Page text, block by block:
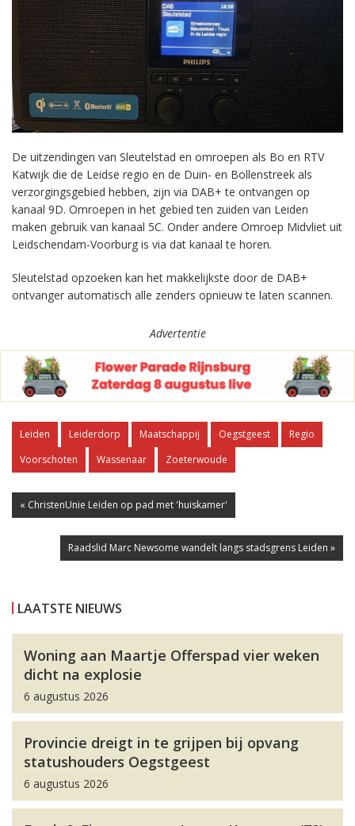
De uitzendingen van Sleutelstad en omroepen als Bo en RTV
Katwijk die de Leidse regio en de Duin- en Bollenstreek als
verzorgingsgebied hebben, zijn via DAB+ te ontvangen op
kanaal 9D. Omroepen in het gebied ten zuiden van Leiden
maken gebruik van kanaal 5C. Onder andere Omroep Midvliet uit
Leidschendam-Voorburg is via dat kanaal te horen.
Sleutelstad opzoeken kan het makkelijkste door de DAB+
ontvanger automatisch alle zenders opnieuw te laten scannen.
Advertentie
Leiden Leiderdorp Maatschappij Oegstgeest
Regio
Voorschoten
Wassenaar Zoeterwoude
« ChristenUnie Leiden op pad met 'huiskamer'
Raadslid Marc Newsome wandelt langs stadsgrens Leiden »
LAATSTE NIEUWS
Woning aan Maartje Offerspad vier weken
dicht na explosie
6 augustus 2026
Provincie dreigt in te grijpen bij opvang
statushouders Oegstgeest
6 augustus 2026